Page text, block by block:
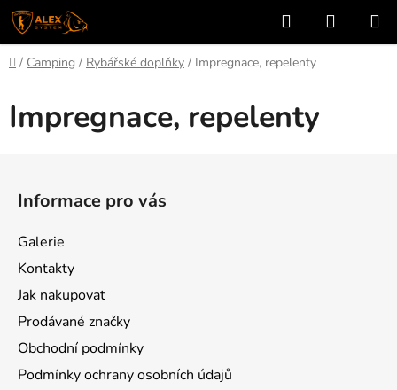
Přejít
na
obsah
Hledat
KOŠÍK
Domů
/ Camping / Rybářské doplňky / Impregnace, repelenty
Impregnace, repelenty
Informace pro vás
Galerie
Kontakty
Jak nakupovat
Prodávané značky
Obchodní podmínky
Podmínky ochrany osobních údajů